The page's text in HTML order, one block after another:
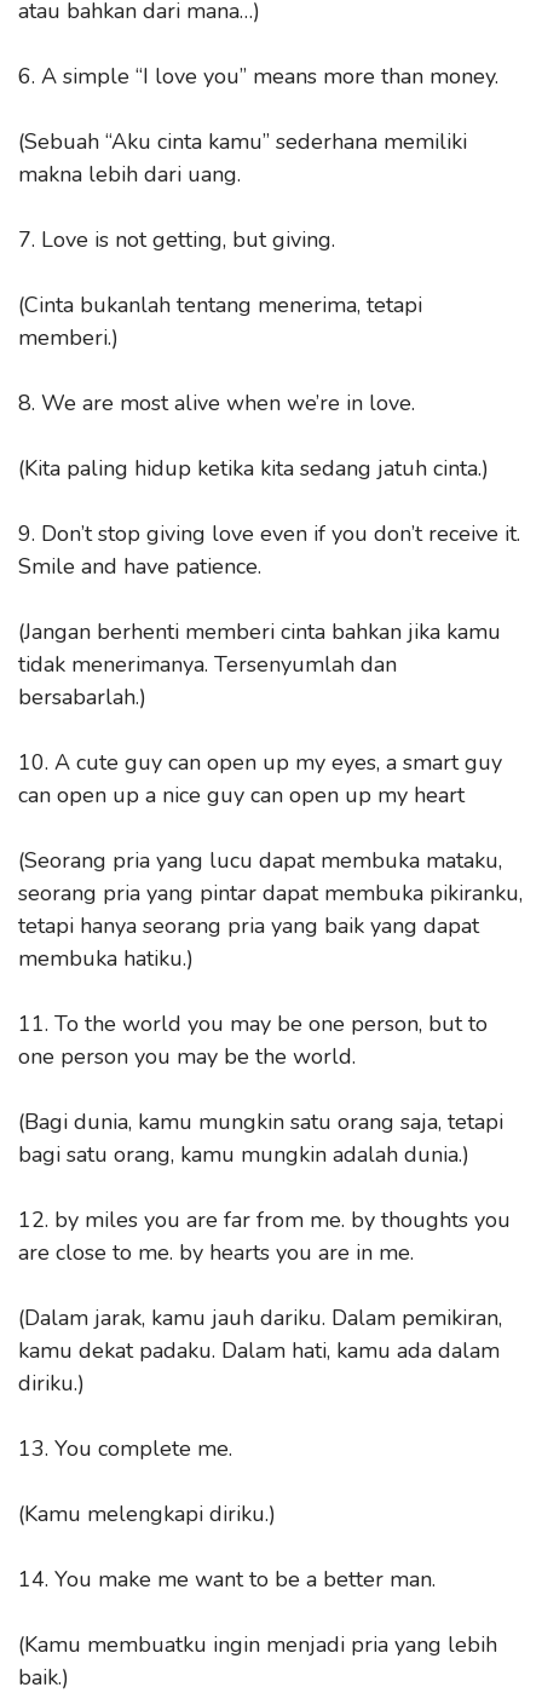
atau bahkan dari mana…)
6. A simple “I love you” means more than money.
(Sebuah “Aku cinta kamu” sederhana memiliki
makna lebih dari uang.
7. Love is not getting, but giving.
(Cinta bukanlah tentang menerima, tetapi
memberi.)
8. We are most alive when we’re in love.
(Kita paling hidup ketika kita sedang jatuh cinta.)
9. Don’t stop giving love even if you don’t receive it.
Smile and have patience.
(Jangan berhenti memberi cinta bahkan jika kamu
tidak menerimanya. Tersenyumlah dan
bersabarlah.)
10. A cute guy can open up my eyes, a smart guy
can open up a nice guy can open up my heart
(Seorang pria yang lucu dapat membuka mataku,
seorang pria yang pintar dapat membuka pikiranku,
tetapi hanya seorang pria yang baik yang dapat
membuka hatiku.)
11. To the world you may be one person, but to
one person you may be the world.
(Bagi dunia, kamu mungkin satu orang saja, tetapi
bagi satu orang, kamu mungkin adalah dunia.)
12. by miles you are far from me. by thoughts you
are close to me. by hearts you are in me.
(Dalam jarak, kamu jauh dariku. Dalam pemikiran,
kamu dekat padaku. Dalam hati, kamu ada dalam
diriku.)
13. You complete me.
(Kamu melengkapi diriku.)
14. You make me want to be a better man.
(Kamu membuatku ingin menjadi pria yang lebih
baik.)